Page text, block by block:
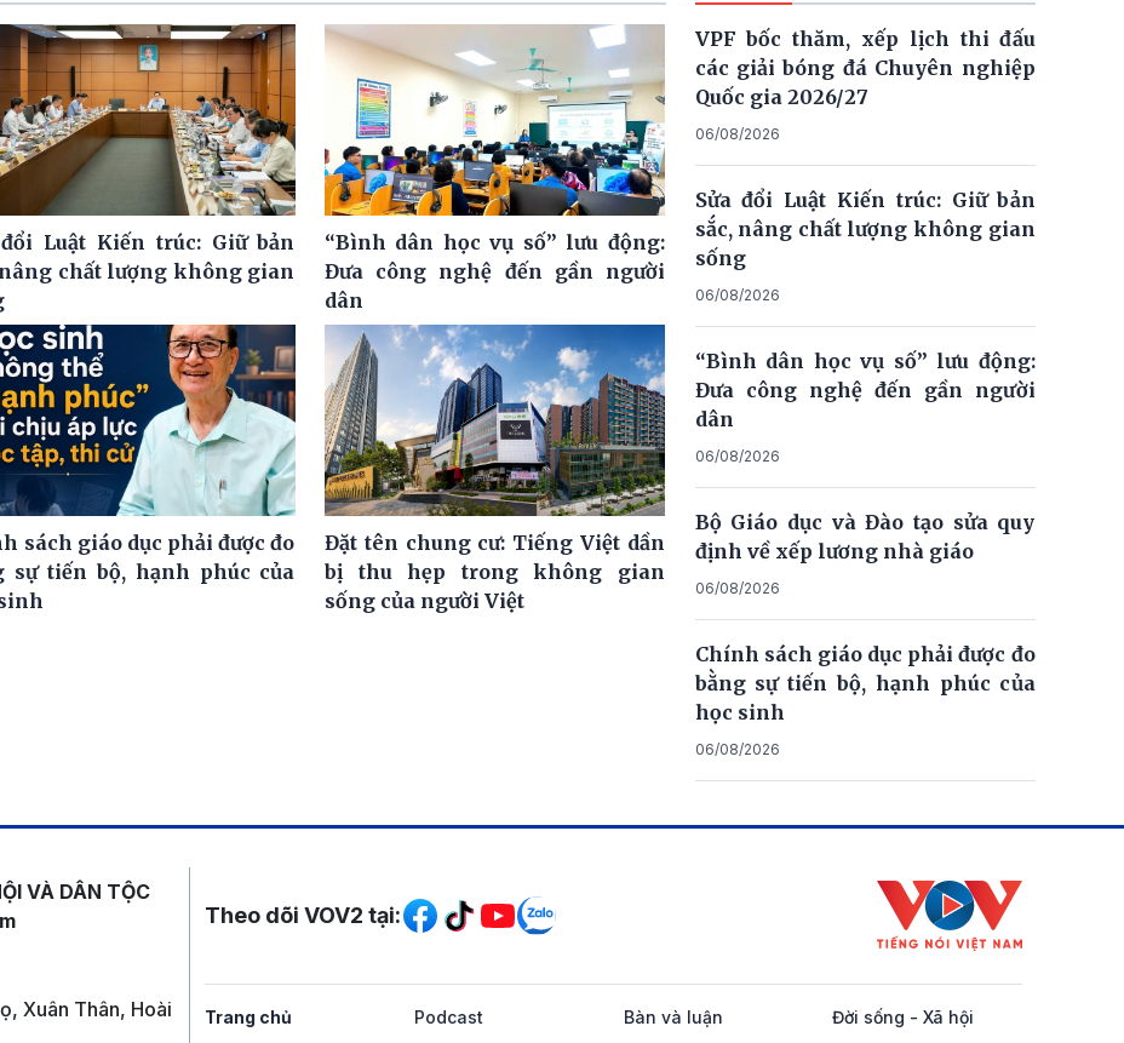
đổi Luật Kiến trúc: Giữ bản
chất lượng không gian
“Bình dân học vụ số” lưu động:
Đưa công nghệ đến gần người
dân
sách giáo dục phải được đo
sự tiến bộ, hạnh phúc của
Đặt tên chung cư: Tiếng Việt dần
bị thu hẹp trong không gian
sống của người Việt
VPF bốc thăm, xếp lịch thi đấu
các giải bóng đá Chuyên nghiệp
Quốc gia 2026/27
06/08/2026
Sửa đổi Luật Kiến trúc: Giữ bản
sắc, nâng chất lượng không gian
sống
06/08/2026
“Bình dân học vụ số” lưu động:
Đưa công nghệ đến gần người
dân
06/08/2026
Bộ Giáo dục và Đào tạo sửa quy
định về xếp lương nhà giáo
06/08/2026
Chính sách giáo dục phải được đo
bằng sự tiến bộ, hạnh phúc của
học sinh
06/08/2026
VÀ DÂN TỘC
Xuân Thân, Hoài
Mạng xã hội
Theo dõi VOV2 tại:
Trang chủ Podcast Bàn và luận Đời sống - Xã hội